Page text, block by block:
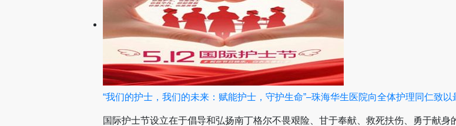
“我们的护士，我们的未来：赋能护士，守护生命”–珠海华生医院向全体护理同仁致以
国际护士节设立在于倡导和弘扬南丁格尔不畏艰险、甘于奉献、救死扶伤、勇于献